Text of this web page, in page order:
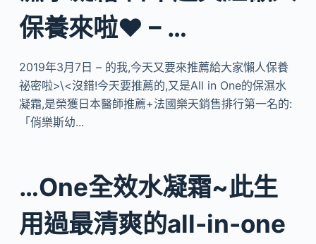
保養來啦❤ – …
2019年3月7日 – 的我,今天又要來推薦給大家懶人保養
祕密啦>\<沒錯!今天要推薦的,又是All in One的保濕水
凝霜,是榮獲日本醫師推薦+法國樂天銷售排行第一名的:
「俏樂斯幼...
…One全效水凝霜~此生
用過最清爽的all-in-one